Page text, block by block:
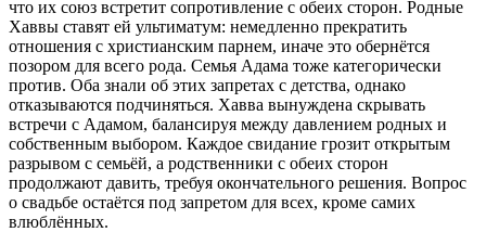
что их союз встретит сопротивление с обеих сторон. Родные
Хаввы ставят ей ультиматум: немедленно прекратить
отношения с христианским парнем, иначе это обернётся
позором для всего рода. Семья Адама тоже категорически
против. Оба знали об этих запретах с детства, однако
отказываются подчиняться. Хавва вынуждена скрывать
встречи с Адамом, балансируя между давлением родных и
собственным выбором. Каждое свидание грозит открытым
разрывом с семьёй, а родственники с обеих сторон
продолжают давить, требуя окончательного решения. Вопрос
о свадьбе остаётся под запретом для всех, кроме самих
влюблённых.